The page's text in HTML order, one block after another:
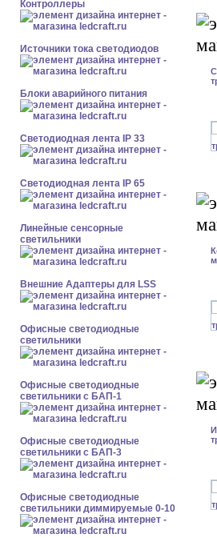
Контроллеры
Источники тока светодиодов
Блоки аварийного питания
Светодиодная лента IP 33
Светодиодная лента IP 65
Линейные сенсорные
светильники
Внешние Адаптеры для LSS
Офисные светодиодные
светильники
Офисные светодиодные
светильники с БАП-1
Офисные светодиодные
светильники с БАП-3
Офисные светодиодные
светильники диммируемые 0-10